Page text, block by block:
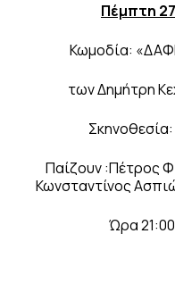
Πέμπτη
Κωμοδία:
των Δημήτρη
Παίζουν :Πέτρος
Κωνσταντίνος
Ώρα